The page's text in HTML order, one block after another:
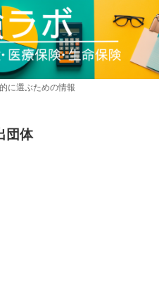
に選ぶための情報
団体